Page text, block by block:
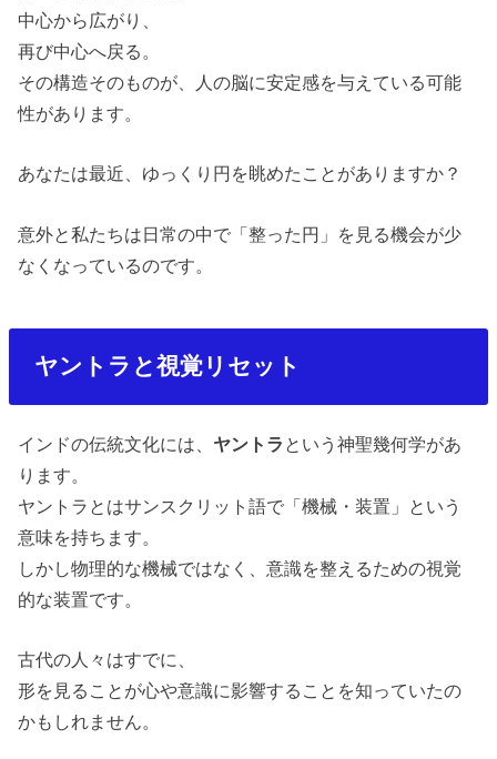
中心から広がり、
再び中心へ戻る。
その構造そのものが、人の脳に安定感を与えている可能
性があります。
あなたは最近、ゆっくり円を眺めたことがありますか？
意外と私たちは日常の中で「整った円」を見る機会が少
なくなっているのです。
ヤントラと視覚リセット
インドの伝統文化には、 ヤントラ という神聖幾何学があ
ります。
ヤントラとはサンスクリット語で「機械・装置」という
意味を持ちます。
しかし物理的な機械ではなく、意識を整えるための視覚
的な装置です。
古代の人々はすでに、
形を見ることが心や意識に影響する ことを知っていたの
かもしれません。